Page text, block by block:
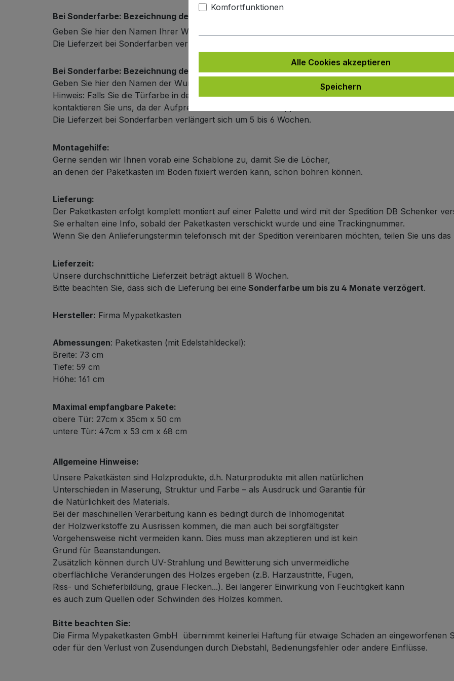
Bei Sonderfarbe: Bezeichnung der Türfarbe
Geben Sie hier den Namen Ihrer Wunschfarbe an.
Die Lieferzeit bei Sonderfarben verlängert sich um 5 bis 6 Wochen.
Bei Sonderfarbe: Bezeichnung der Außenfarbe
Geben Sie hier den Namen der Wunschfarbe an.
Hinweis: Falls Sie die Türfarbe in der selben Farbe wie die Frontplattenfarbe haben möchten,
kontaktieren Sie uns, da der Aufpreis in dieser Linie nicht doppelt berechnet wird.
Die Lieferzeit bei Sonderfarben verlängert sich um 5 bis 6 Wochen.
Montagehilfe:
Gerne senden wir Ihnen vorab eine Schablone zu, damit Sie die Löcher,
an denen der Paketkasten im Boden fixiert werden kann, schon bohren können.
Lieferung:
Der Paketkasten erfolgt komplett montiert auf einer Palette und wird mit der Spedition DB Schenker
Sie erhalten eine Info, sobald der Paketkasten verschickt wurde und eine Trackingnummer.
Wenn Sie den Anlieferungstermin telefonisch mit der Spedition vereinbaren möchten, teilen Sie uns das
Lieferzeit:
Unsere durchschnittliche Lieferzeit beträgt aktuell 8 Wochen.
Bitte beachten Sie, dass sich die Lieferung bei eine Sonderfarbe um bis zu 4 Monate verzögert.
Hersteller: Firma Mypaketkasten
Abmessungen: Paketkasten (mit Edelstahldeckel):
Breite: 73 cm
Tiefe: 59 cm
Höhe: 161 cm
Maximal empfangbare Pakete:
obere Tür: 27cm x 35cm x 50 cm
untere Tür: 47cm x 53 cm x 68 cm
Allgemeine Hinweise:
Unsere Paketkästen sind Holzprodukte, d.h. Naturprodukte mit allen natürlichen
Unterschieden in Maserung, Struktur und Farbe – als Ausdruck und Garantie für
die Natürlichkeit des Materials.
Bei der maschinellen Verarbeitung kann es bedingt durch die Inhomogenität
der Holzwerkstoffe zu Ausrissen kommen, die man auch bei sorgfältigster
Vorgehensweise nicht vermeiden kann. Dies muss man akzeptieren und ist kein
Grund für Beanstandungen.
Zusätzlich können durch UV-Strahlung und Bewitterung sich unvermeidliche
oberflächliche Veränderungen des Holzes ergeben (z.B. Harzaustritte, Fugen,
Riss- und Schieferbildung, graue Flecken...). Bei längerer Einwirkung von Feuchtigkeit kann
es auch zum Quellen oder Schwinden des Holzes kommen.
Bitte beachten Sie:
Die Firma Mypaketkasten GmbH übernimmt keinerlei Haftung für etwaige Schäden an eingeworfenen
oder für den Verlust von Zusendungen durch Diebstahl, Bedienungsfehler oder andere Einflüsse.
Komfortfunktionen
Alle Cookies akzeptieren
Speichern